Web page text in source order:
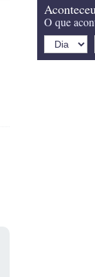
O que